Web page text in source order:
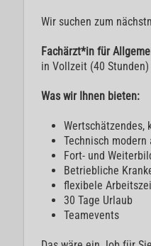
Wir suchen zum
Fachärzt*in für
in Vollzeit (40 Stunden)
Was wir Ihnen bieten:
Wertschätzendes,
Technisch
Fort- und
Betriebliche
flexibele
30 Tage Urlaub
Teamevents